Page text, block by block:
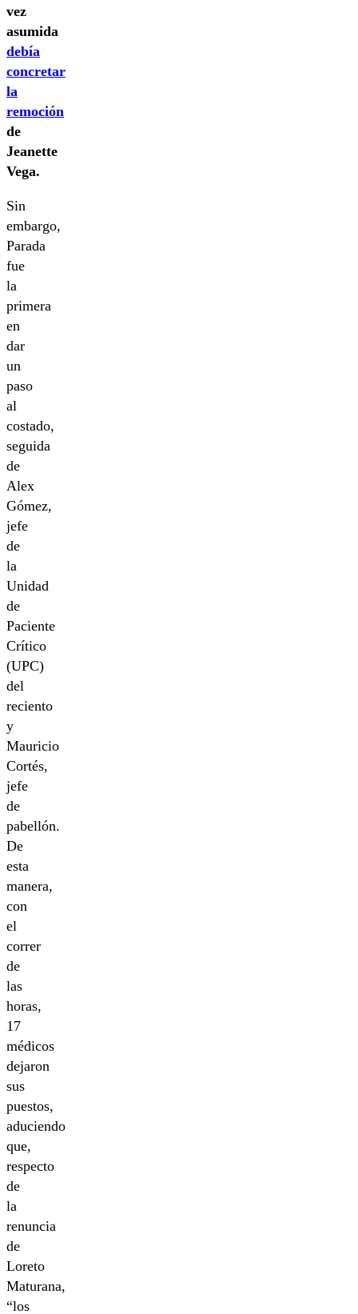
vez
asumida
debía
concretar
la
remoción
de
Jeanette
Vega.
Sin
embargo,
Parada
fue
la
primera
en
dar
un
paso
al
costado,
seguida
de
Alex
Gómez,
jefe
de
la
Unidad
de
Paciente
Crítico
(UPC)
del
reciento
y
Mauricio
Cortés,
jefe
de
pabellón.
De
esta
manera,
con
el
correr
de
las
horas,
17
médicos
dejaron
sus
puestos,
aduciendo
que,
respecto
de
la
renuncia
de
Loreto
Maturana,
“los